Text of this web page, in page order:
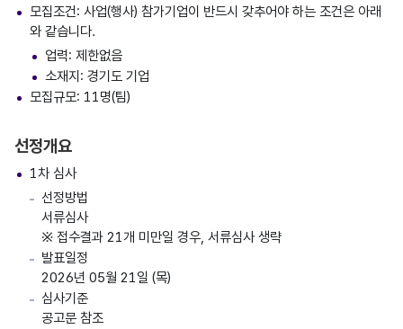
모집조건: 사업(행사) 참가기업이 반드시 갖추어야 하는 조건은 아래
와 같습니다.
업력: 제한없음
소재지: 경기도 기업
모집규모: 11명(팀)
선정개요
1차 심사
선정방법
서류심사
※ 접수결과 21개 미만일 경우, 서류심사 생략
발표일정
2026년 05월 21일 (목)
심사기준
공고문 참조